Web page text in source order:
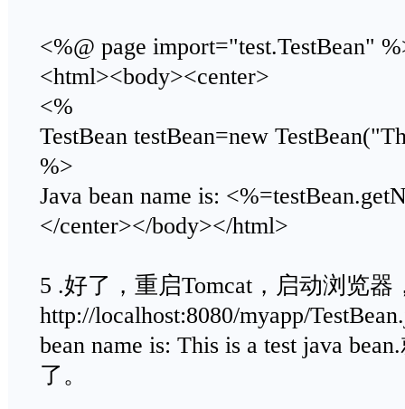
<%@ page import="test.TestBean"
<html><body><center>
<%
TestBean testBean=new
%>
Java bean name is:
</center></body></html>
5 .好了，重启Tomcat，启动浏览器
http://localhost:8080/myapp/
bean name is: This is a test java
了。